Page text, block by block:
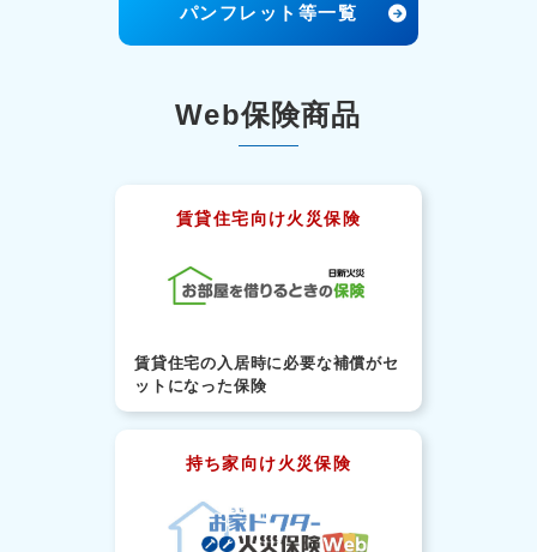
パンフレット等一覧
Web保険商品
賃貸住宅向け火災保険
賃貸住宅の入居時に必要な補償がセ
ットになった保険
持ち家向け火災保険